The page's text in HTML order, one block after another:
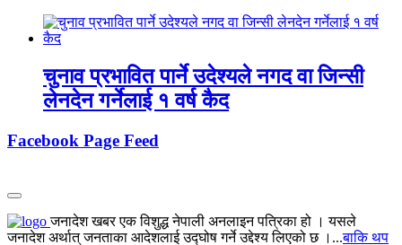
चुनाव प्रभावित पार्ने उदेश्यले नगद वा जिन्सी
लेनदेन गर्नेलाई १ वर्ष कैद
Facebook Page Feed
जनादेश खबर एक विशुद्ध नेपाली अनलाइन पत्रिका हो । यसले
जनादेश अर्थात् जनताका आदेशलाई उद्घोष गर्ने उद्देश्य लिएको छ ।...बाकि थप